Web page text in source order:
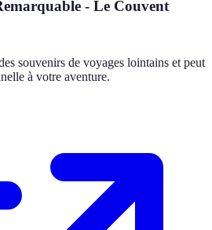
- Le Couvent
souvenirs de voyages lointains et peut
à votre aventure.